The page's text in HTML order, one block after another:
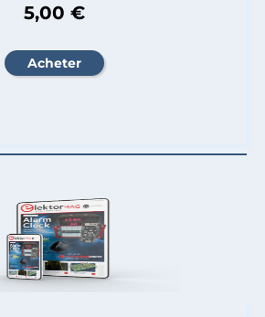
5,00 €